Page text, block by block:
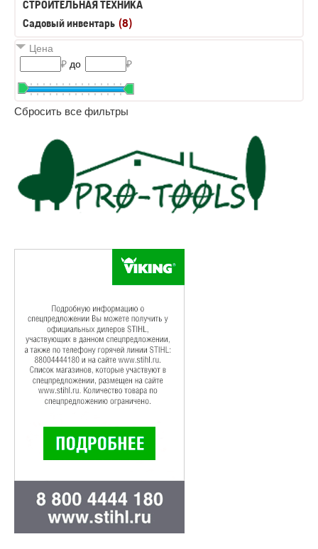
СТРОИТЕЛЬНАЯ ТЕХНИКА
Садовый инвентарь (8)
Цена
₽ до ₽
Сбросить все фильтры